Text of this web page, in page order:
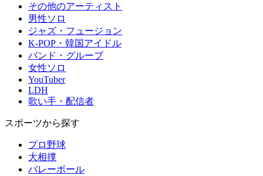
その他のアーティスト
男性ソロ
ジャズ・フュージョン
K-POP・韓国アイドル
バンド・グループ
女性ソロ
YouTuber
LDH
歌い手・配信者
スポーツから探す
プロ野球
大相撲
バレーボール